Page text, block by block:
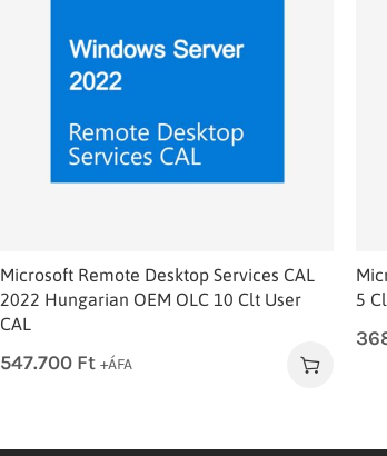
Microsoft Remote Desktop Services CAL
2022 Hungarian OEM OLC 10 Clt User
CAL
547.700 Ft +ÁFA
5